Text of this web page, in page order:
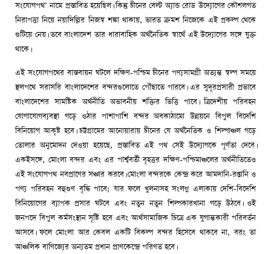
সংযোগপথ’ নামে প্রস্তাবিত হয়েছিল। কিন্তু চীনের বেল্ট অ্যান্ড রোড উদ্যোগের কৌশলগত
নিরাপত্তা নিয়ে নয়াদিল্লির নিজস্ব শঙ্কা থাকায়, ভারত ক্রমশ নিজেকে এই প্রকল্প থেকে
গুটিয়ে নেয়। তবে বাংলাদেশ তার ধারাবাহিক অর্থনৈতিক স্বার্থে এই উদ্যোগের সঙ্গে যুক্ত
থাকে।
এই সংযোগপথের বাস্তবায়ন ঘটলে দক্ষিণ-পশ্চিম চীনের পণ্যসামগ্রী অত্যন্ত স্বল্প সময়ে
স্থলপথে সরাসরি বাংলাদেশের বন্দরগুলোতে পৌঁছাতে পারবে। এর সুদূরপ্রসারী প্রভাবে
বাংলাদেশের সামষ্টিক অর্থনীতি অভাবনীয় শক্তির ভিত্তি পাবে। ত্রিদেশীয় পরিবহন
যোগাযোগব্যবস্থা গড়ে ওঠার পাশাপাশি বন্দর অবকাঠামো উন্নয়নে বিপুল বিদেশি
বিনিয়োগ আকৃষ্ট হবে। চট্টগ্রামের আনোয়ারায় চীনের যে অর্থনৈতিক ও শিল্পাঞ্চল গড়ে
তোলার অনুমোদন দেওয়া হয়েছে, প্রস্তাবিত এই পথ সেই উদ্যোগকে পূর্ণতা দেবে।
একইসঙ্গে, মোংলা বন্দর এবং এর পার্শ্ববর্তী বৃহত্তর দক্ষিণ-পশ্চিমাঞ্চলের অর্থনীতিতেও
এই সংযোগপথ নবপ্রাণের সঞ্চার করবে। মোংলা বন্দরকে কেন্দ্র করে আমদানি-রপ্তানি ও
পণ্য পরিবহন বহুগুণ বৃদ্ধি পাবে; যার ফলে খুলনাসহ সংলগ্ন এলাকায় দেশি-বিদেশি
বিনিয়োগের ব্যাপক প্রসার ঘটবে এবং নতুন নতুন শিল্পকারখানা গড়ে উঠবে। ওই
জনপদে বিপুল কর্মসংস্থান সৃষ্টি হবে এবং আর্থসামাজিক চিত্রে এক যুগান্তকারী পরিবর্তন
আসবে। ফলে মোংলা আর কেবল একটি বিকল্প বন্দর হিসেবে থাকবে না, বরং তা
আঞ্চলিক বাণিজ্যের অন্যতম প্রধান প্রাণকেন্দ্রে পরিণত হবে।